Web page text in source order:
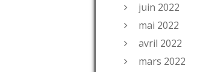
juin 2022
mai 2022
avril 2022
mars 2022